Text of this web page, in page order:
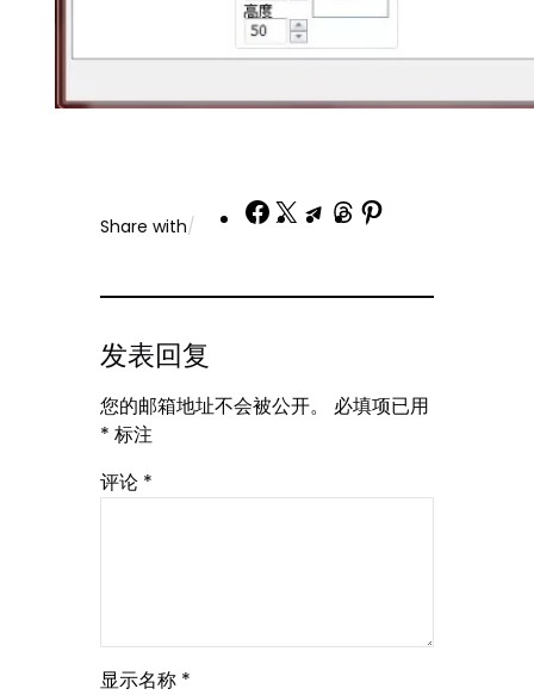
Share with/
ShareShare
ShareShare
发表回复
您的邮箱地址不会被公开。
必填项已用
* 标注
评论 *
显示名称 *